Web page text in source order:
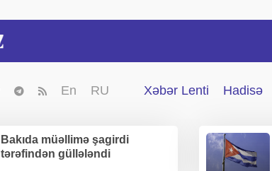
En RU Xəbər Lenti Hadisə
Bakıda müəllimə şagirdi
tərəfindən güllələndi